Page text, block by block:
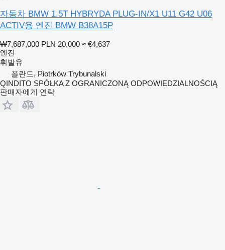
자동차 BMW 1.5T HYBRYDA PLUG-IN/X1 U11 G42 U06
ACTIV용 엔진 BMW B38A15P
₩7,687,000 PLN 20,000 ≈ €4,637
엔진
휘발유
폴란드, Piotrków Trybunalski
QINDITO SPÓŁKA Z OGRANICZONĄ ODPOWIEDZIALNOŚCIĄ
판매자에게 연락